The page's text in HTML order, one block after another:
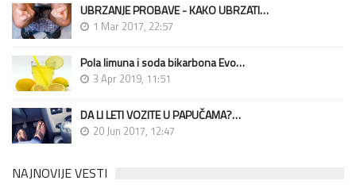
UBRZANJE PROBAVE - KAKO UBRZATI…
1 Mar 2017, 22:57
Pola limuna i soda bikarbona Evo…
3 Apr 2019, 11:51
DA LI LETI VOZITE U PAPUČAMA?…
20 Jun 2017, 12:47
NAJNOVIJE VESTI